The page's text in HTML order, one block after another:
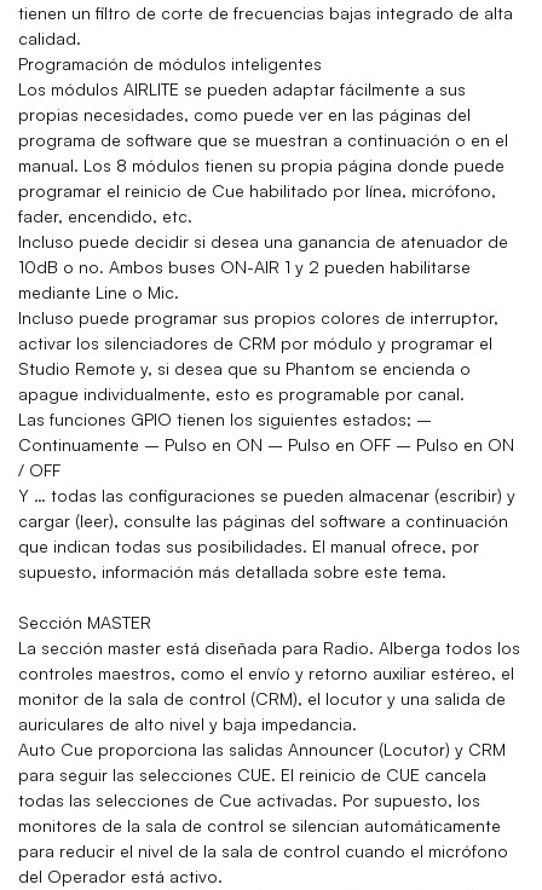
tienen un filtro de corte de frecuencias bajas integrado de alta
calidad.
Programación de módulos inteligentes
Los módulos AIRLITE se pueden adaptar fácilmente a sus
propias necesidades, como puede ver en las páginas del
programa de software que se muestran a continuación o en el
manual. Los 8 módulos tienen su propia página donde puede
programar el reinicio de Cue habilitado por línea, micrófono,
fader, encendido, etc.
Incluso puede decidir si desea una ganancia de atenuador de
10dB o no. Ambos buses ON-AIR 1 y 2 pueden habilitarse
mediante Line o Mic.
Incluso puede programar sus propios colores de interruptor,
activar los silenciadores de CRM por módulo y programar el
Studio Remote y, si desea que su Phantom se encienda o
apague individualmente, esto es programable por canal.
Las funciones GPIO tienen los siguientes estados; –
Continuamente – Pulso en ON – Pulso en OFF – Pulso en ON
/ OFF
Y … todas las configuraciones se pueden almacenar (escribir) y
cargar (leer), consulte las páginas del software a continuación
que indican todas sus posibilidades. El manual ofrece, por
supuesto, información más detallada sobre este tema.
Sección MASTER
La sección master está diseñada para Radio. Alberga todos los
controles maestros, como el envío y retorno auxiliar estéreo, el
monitor de la sala de control (CRM), el locutor y una salida de
auriculares de alto nivel y baja impedancia.
Auto Cue proporciona las salidas Announcer (Locutor) y CRM
para seguir las selecciones CUE. El reinicio de CUE cancela
todas las selecciones de Cue activadas. Por supuesto, los
monitores de la sala de control se silencian automáticamente
para reducir el nivel de la sala de control cuando el micrófono
del Operador está activo.